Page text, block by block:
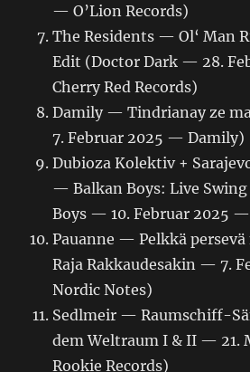
— O’Lion Records)
The Residents — Ol‘ Man
Edit (Doctor Dark — 28.
Cherry Red Records)
Damily — Tindrianay ze
7. Februar 2025 — Damily)
Dubioza Kolektiv +
— Balkan Boys: Live
Boys — 10. Februar 2025
Pauanne — Pelkkä
Raja Rakkaudesakin — 7.
Nordic Notes)
Sedlmeir — Raumschiff-
dem Weltraum I & II — 21.
Rookie Records)